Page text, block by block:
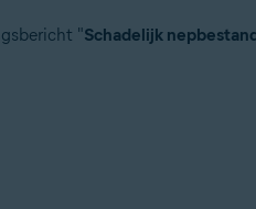
"Schadelijk